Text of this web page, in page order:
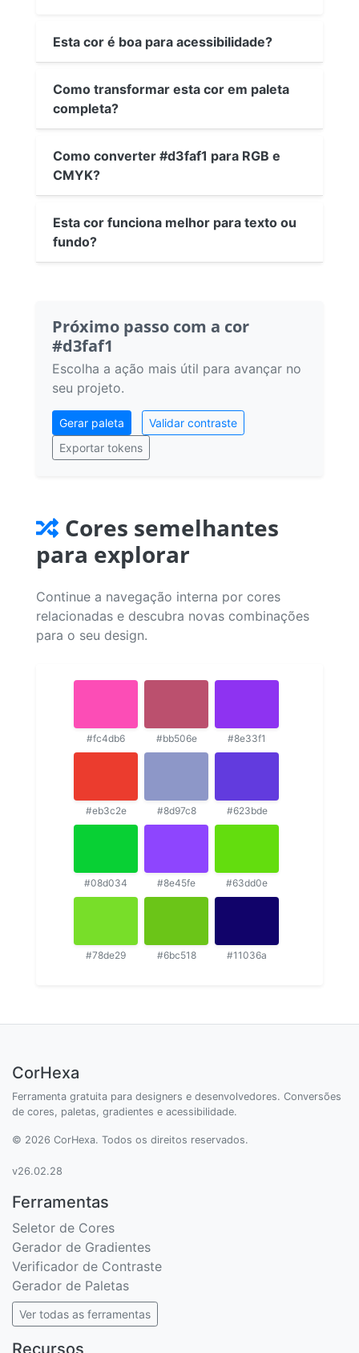
Esta cor é boa para acessibilidade?
Como transformar esta cor em paleta
completa?
Como converter #d3faf1 para RGB e
CMYK?
Esta cor funciona melhor para texto ou
fundo?
Próximo passo com a cor
#d3faf1
Escolha a ação mais útil para avançar no
seu projeto.
Gerar paleta
Validar contraste
Exportar tokens
Cores semelhantes
para explorar
Continue a navegação interna por cores
relacionadas e descubra novas combinações
para o seu design.
#fc4db6 #bb506e #8e33f1
#eb3c2e #8d97c8 #623bde
#08d034 #8e45fe #63dd0e
#78de29 #6bc518 #11036a
CorHexa
Ferramenta gratuita para designers e desenvolvedores. Conversões
de cores, paletas, gradientes e acessibilidade.
© 2026 CorHexa. Todos os direitos reservados.
v26.02.28
Ferramentas
Seletor de Cores
Gerador de Gradientes
Verificador de Contraste
Gerador de Paletas
Ver todas as ferramentas
Recursos